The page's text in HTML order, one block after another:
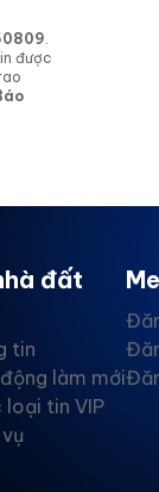
.
được
đất
tin
làm mới
tin VIP